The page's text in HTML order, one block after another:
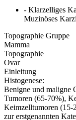
- Klarzelliges
Muzinöses
Topographie Gruppe
Mamma
Topographie
Ovar
Einleitung
Histogenese:
Benigne und maligne
Tumoren (65-70%),
Keimzelltumoren (15-
zur erstgenannten